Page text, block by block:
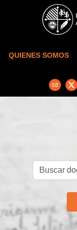
Skip to main content
QUIENES SOMOS